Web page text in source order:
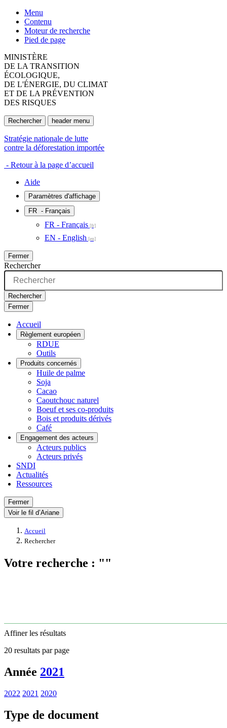
Menu
Contenu
Moteur de recherche
Pied de page
MINISTÈRE
DE LA TRANSITION
ÉCOLOGIQUE,
DE L'ÉNERGIE, DU CLIMAT
ET DE LA PRÉVENTION
DES RISQUES
Rechercher header menu
Stratégie nationale de lutte
contre la déforestation importée
- Retour à la page d’accueil
Aide
Paramètres d'affichage
FR - Français
FR - Français
EN - English
Fermer
Rechercher
Rechercher
Fermer
Accueil
Règlement européen
RDUE
Outils
Produits concernés
Huile de palme
Soja
Cacao
Caoutchouc naturel
Boeuf et ses co-produits
Bois et produits dérivés
Café
Engagement des acteurs
Acteurs publics
Acteurs privés
SNDI
Actualités
Ressources
Fermer
Voir le fil d’Ariane
Accueil
Rechercher
Votre recherche : ""
Affiner les résultats
20 resultats par page
Année 2021
2022 2021 2020
Type de document